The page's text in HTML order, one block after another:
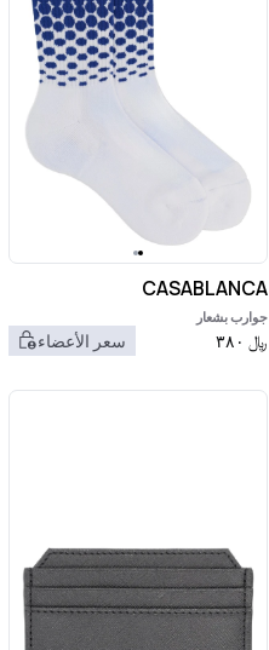
CASABLANCA
جوارب بشعار
﷼ ٣٨٠ سعر الأعضاء